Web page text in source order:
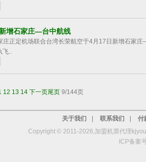
增石家庄—台中航线
庄正定机场联合台湾长荣航空于4月17日新增石家
飞..
12 13 14 下一页尾页 9/144页
关于我们 联系我们
付
Copyright © 2011-2026,加盟机票代理
ICP备案